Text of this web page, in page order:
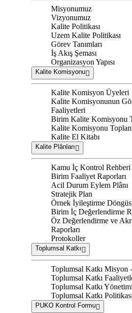
Misyonumuz
Vizyonumuz
Kalite Politikası
Uzem Kalite Politikası
Görev Tanımları
İş Akış Şeması
Organizasyon Yapısı
Kalite Komisyonu
Kalite Komisyon Üyeleri
Kalite Komisyonunun
Faaliyetleri
Birim Kalite Komisyonu
Kalite Komisyonu
Kalite El Kitabı
Kalite Plânları
Kamu İç Kontrol Rehberi
Birim Faaliyet Raporları
Acil Durum Eylem Plânı
Stratejik Plan
Örnek İyileştirme
Birim İç Değerlendirme
Öz Değerlendirme ve
Raporları
Protokoller
Toplumsal Katkı
Toplumsal Katkı Misyon
Toplumsal Katkı
Toplumsal Katkı Yönetimi
Toplumsal Katkı Politikası
PUKO Kontrol Formu